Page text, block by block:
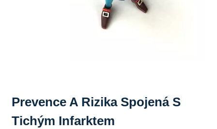
Prevence A Rizika Spojená S
Tichým Infarktem